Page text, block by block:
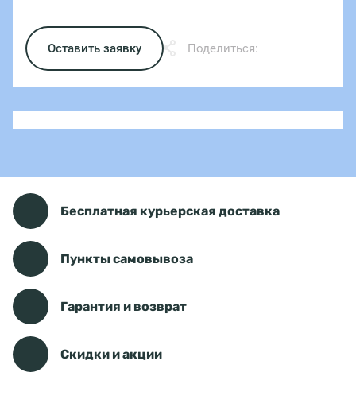
Оставить заявку Поделиться:
Бесплатная курьерская доставка
Пункты самовывоза
Гарантия и возврат
Скидки и акции